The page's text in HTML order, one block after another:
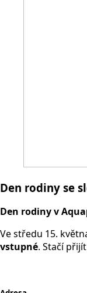
Den rodiny se
Den rodiny v
Ve středu 15.
vstupné. Stačí